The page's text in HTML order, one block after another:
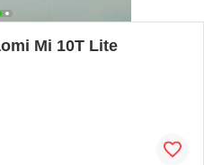
Mi 10T Lite